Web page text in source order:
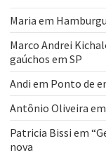
Maria em
Marco Andrei
gaúchos em SP
Andi em Ponto de
Antônio Oliveira em
Patricia Bissi em
nova